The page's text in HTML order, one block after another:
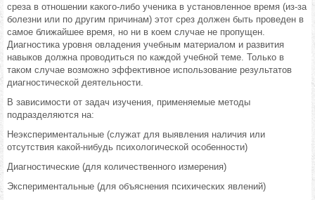
среза в отношении какого-либо ученика в установленное время (из-за
болезни или по другим причинам) этот срез должен быть проведен в
самое ближайшее время, но ни в коем случае не пропущен.
Диагностика уровня овладения учебным материалом и развития
навыков должна проводиться по каждой учебной теме. Только в
таком случае возможно эффективное использование результатов
диагностической деятельности.
В зависимости от задач изучения, применяемые методы
подразделяются на:
Неэкспериментальные (служат для выявления наличия или
отсутствия какой-нибудь психологической особенности)
Диагностические (для количественного измерения)
Экспериментальные (для объяснения психических явлений)